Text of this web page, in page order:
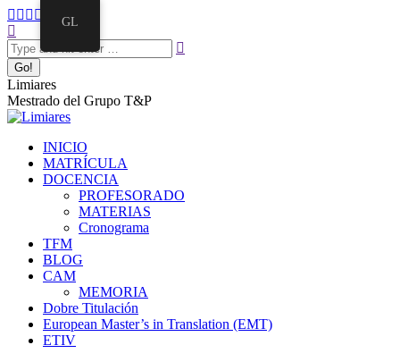
Limiares
Mestrado del Grupo T&P
INICIO
MATRÍCULA
DOCENCIA
PROFESORADO
MATERIAS
Cronograma
TFM
BLOG
CAM
MEMORIA
Dobre Titulación
European Master’s in Translation (EMT)
ETIV
GL